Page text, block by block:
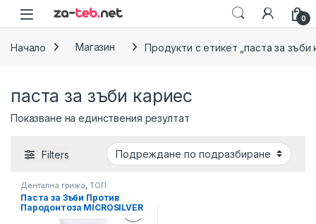
Skip to navigation
Skip to content
0
Начало Магазин Продукти с етикет „паста за зъби
паста за зъби кариес
Показване на единствения резултат
Filters
Дентална грижа ТОП
предложения
Паста за Зъби Против
Пародонтоза MICROSILVER
PLUS LR НОВА ФОРМУЛА